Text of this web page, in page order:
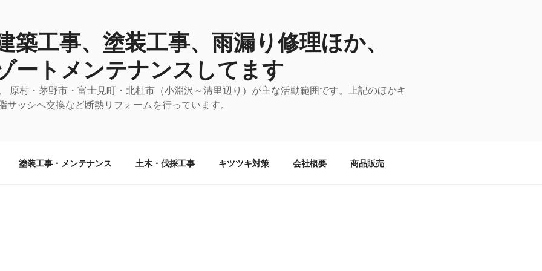
築工事、塗装工事、雨漏り修理ほか、
ートメンテナンスしてます
原村・茅野市・富士見町・北杜市（小淵沢～清里辺り）が主な活動範囲です。上記のほかキ
サッシへ交換など断熱リフォームを行っています。
塗装工事・メンテナンス 土木・伐採工事 キツツキ対策 会社概要 商品販売